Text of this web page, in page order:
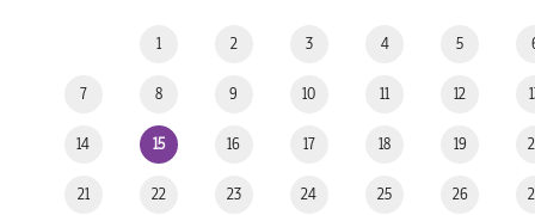
1 2 3 4 5
7 8 9 10 11 12
14 15 16 17 18 19
21 22 23 24 25 26